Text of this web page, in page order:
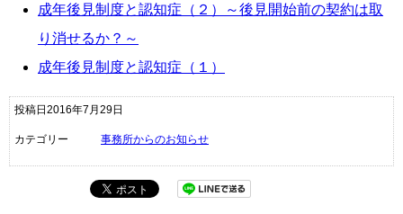
成年後見制度と認知症（２）～後見開始前の契約は取
り消せるか？～
成年後見制度と認知症（１）
投稿日2016年7月29日
カテゴリー 事務所からのお知らせ